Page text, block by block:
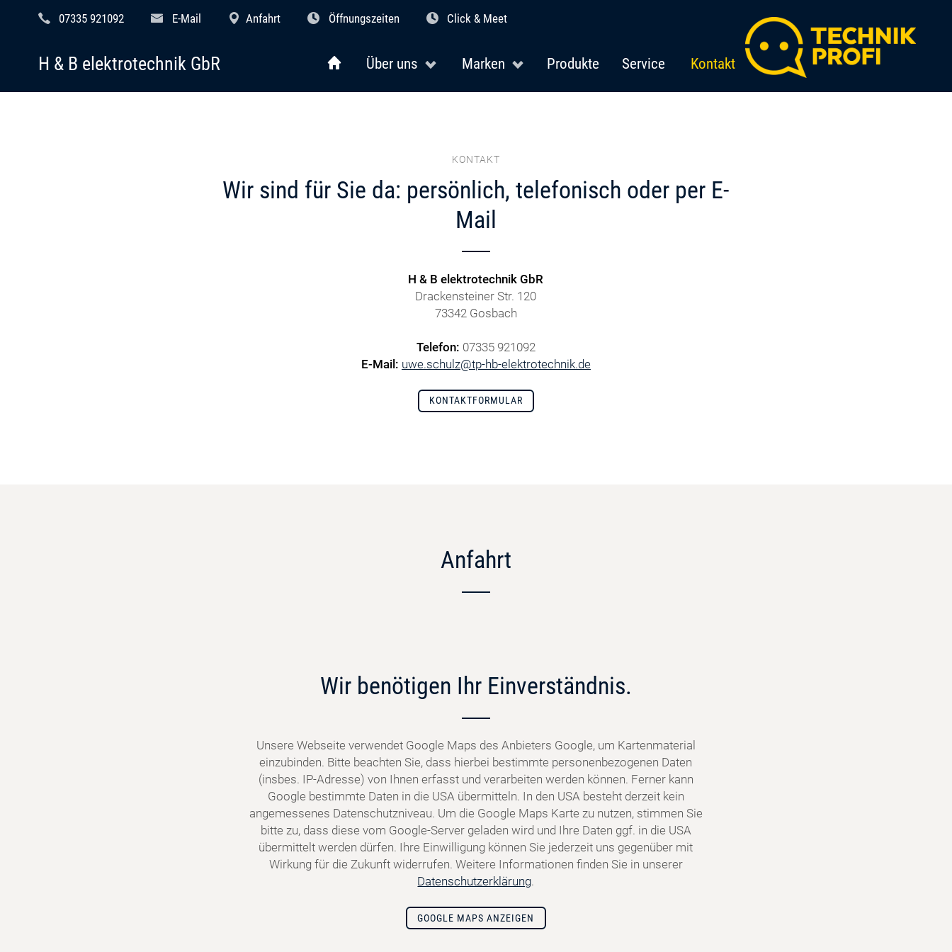
07335 921092 E-Mail Anfahrt Öffnungszeiten Click & Meet
Über uns Marken Produkte Service Kontakt
H & B elektrotechnik GbR
KONTAKT
Wir sind für Sie da: persönlich, telefonisch oder per E-
Mail
H & B elektrotechnik GbR
Drackensteiner Str. 120
73342 Gosbach
Telefon: 07335 921092
E-Mail: uwe.schulz@tp-hb-elektrotechnik.de
KONTAKTFORMULAR
Anfahrt
Wir benötigen Ihr Einverständnis.
Unsere Webseite verwendet Google Maps des Anbieters Google, um Kartenmaterial
einzubinden. Bitte beachten Sie, dass hierbei bestimmte personenbezogenen Daten
(insbes. IP-Adresse) von Ihnen erfasst und verarbeiten werden können. Ferner kann
Google bestimmte Daten in die USA übermitteln. In den USA besteht derzeit kein
angemessenes Datenschutzniveau. Um die Google Maps Karte zu nutzen, stimmen Sie
bitte zu, dass diese vom Google-Server geladen wird und Ihre Daten ggf. in die USA
übermittelt werden dürfen. Ihre Einwilligung können Sie jederzeit uns gegenüber mit
Wirkung für die Zukunft widerrufen. Weitere Informationen finden Sie in unserer
Datenschutzerklärung.
GOOGLE MAPS ANZEIGEN